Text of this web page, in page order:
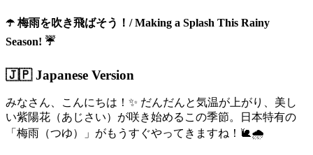
☂️ 梅雨を吹き飛ばそう！/ Making a Splash This Rainy
Season! ☔
🇯🇵 Japanese Version
みなさん、こんにちは！✨ だんだんと気温が上がり、美し
い紫陽花（あじさい）が咲き始めるこの季節。日本特有の
「梅雨（つゆ）」がもうすぐやってきますね！🐌🌧️